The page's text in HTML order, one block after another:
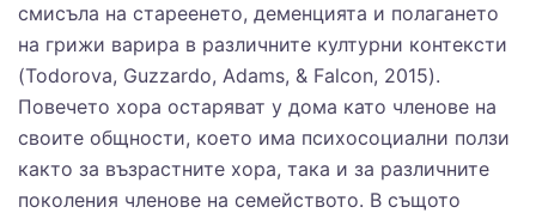
смисъла на стареенето, деменцията и полагането
на грижи варира в различните културни контексти
(Todorova, Guzzardo, Adams, & Falcon, 2015).
Повечето хора остаряват у дома като членове на
своите общности, което има психосоциални ползи
както за възрастните хора, така и за различните
поколения членове на семейството. В същото